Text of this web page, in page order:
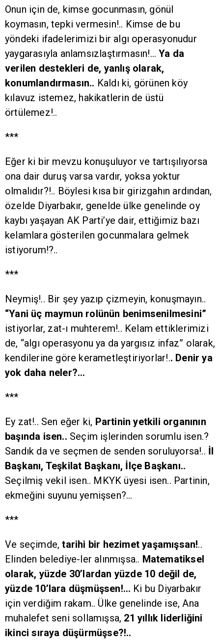
Onun için de, kimse gocunmasın, gönül
koymasın, tepki vermesin!.. Kimse de bu
yöndeki ifadelerimizi bir algı operasyonudur
yaygarasıyla anlamsızlaştırmasın!… Ya da
verilen destekleri de, yanlış olarak,
konumlandırmasın.. Kaldı ki, görünen köy
kılavuz istemez, hakikatlerin de üstü
örtülemez!..
***
Eğer ki bir mevzu konuşuluyor ve tartışılıyorsa
ona dair duruş varsa vardır, yoksa yoktur
olmalıdır?!.. Böylesi kısa bir girizgahın ardından,
özelde Diyarbakır, genelde ülke genelinde oy
kaybı yaşayan AK Parti’ye dair, ettiğimiz bazı
kelamlara gösterilen gocunmalara gelmek
istiyorum!?..
***
Neymiş!.. Bir şey yazıp çizmeyin, konuşmayın..
“Yani üç maymun rolünün benimsenilmesini”
istiyorlar, zat-ı muhterem!.. Kelam ettiklerimizi
de, “algı operasyonu ya da yargısız infaz” olarak,
kendilerine göre kerametleştiriyorlar!.. Denir ya
yok daha neler?…
***
Ey zat!.. Sen eğer ki, Partinin yetkili organının
başında isen.. Seçim işlerinden sorumlu isen.?
Sandık da ve seçmen de senden soruluyorsa!.. İl
Başkanı, Teşkilat Başkanı, İlçe Başkanı..
Seçilmiş vekil isen.. MKYK üyesi isen.. Partinin,
ekmeğini suyunu yemişsen?…
***
Ve seçimde,tarihi bir hezimet yaşamışsan!..
Elinden belediye-ler alınmışsa.. Matematiksel
olarak, yüzde 30’lardan yüzde 10 değil de,
yüzde 10’lara düşmüşsen!… Ki bu Diyarbakır
için verdiğim rakam.. Ülke genelinde ise, Ana
muhalefet seni sollamışsa, 21 yıllık liderliğini
ikinci sıraya düşürmüşse?!..